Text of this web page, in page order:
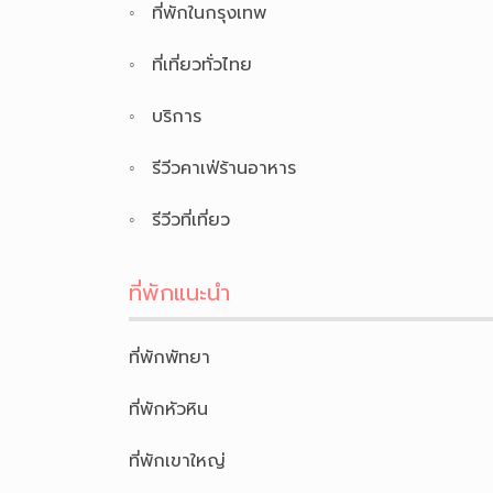
ที่พักในกรุงเทพ
ที่เที่ยวทั่วไทย
บริการ
รีวีวคาเฟ่ร้านอาหาร
รีวีวที่เที่ยว
ที่พักแนะนำ
ที่พักพัทยา
ที่พักหัวหิน
ที่พักเขาใหญ่